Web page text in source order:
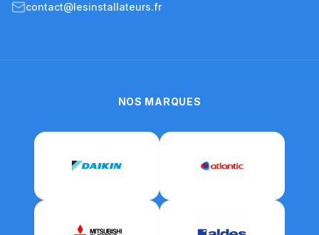
contact@lesinstallateurs.fr
NOS MARQUES